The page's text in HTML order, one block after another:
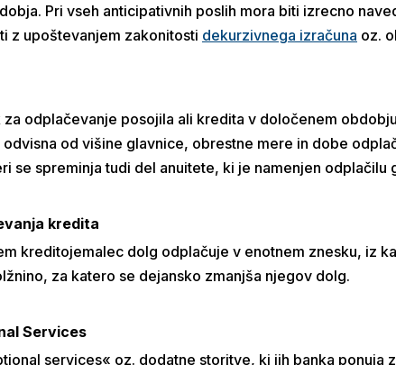
Pri vseh anticipativnih poslih mora biti izrecno
z upoštevanjem zakonitosti dekurzivnega izračuna oz.
odplačevanje posojila ali kredita v določenem
od višine glavnice, obrestne mere in dobe
se spreminja tudi del anuitete, ki je namenjen odplačilu
kredita
kreditojemalec dolg odplačuje v enotnem znesku, iz
za katero se dejansko zmanjša njegov dolg.
Services
services« oz. dodatne storitve, ki jih banka ponuja